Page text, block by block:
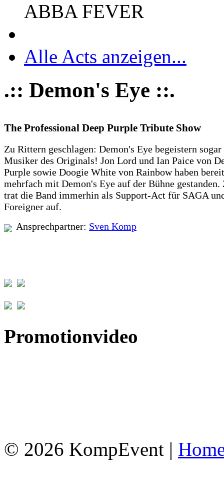
ABBA FEVER
Alle Acts anzeigen...
.:: Demon's Eye ::.
The Professional Deep Purple Tribute Show
Zu Rittern geschlagen: Demon's Eye begeistern sogar
Musiker des Originals! Jon Lord und Ian Paice von
Purple sowie Doogie White von Rainbow haben
mehrfach mit Demon's Eye auf der Bühne gestanden.
trat die Band immerhin als Support-Act für SAGA
Foreigner auf.
Ansprechpartner: Sven Komp
Promotionvideo
© 2026 KompEvent |